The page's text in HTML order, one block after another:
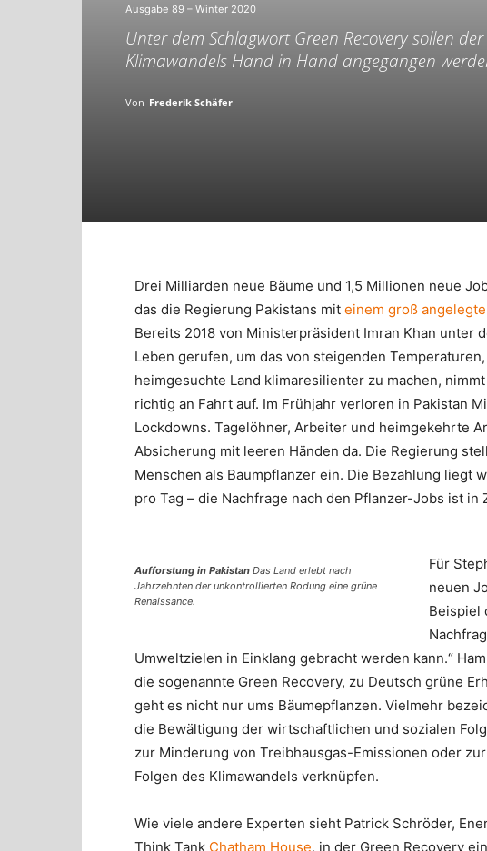
Ausgabe 89 – Winter 2020
Unter dem Schlagwort Green Recovery sollen
Klimawandels Hand in Hand angegangen
Von Frederik Schäfer -
Drei Milliarden neue Bäume und 1,5 Millionen neue
das die Regierung Pakistans mit einem groß
Bereits 2018 von Ministerpräsident Imran Khan unter
Leben gerufen, um das von steigenden
heimgesuchte Land klimaresilienter zu machen,
richtig an Fahrt auf. Im Frühjahr verloren in Pakistan
Lockdowns. Tagelöhner, Arbeiter und heimgekehrte
Absicherung mit leeren Händen da. Die Regierung
Menschen als Baumpflanzer ein. Die Bezahlung liegt
pro Tag – die Nachfrage nach den Pflanzer-Jobs ist
Aufforstung in Pakistan Das Land erlebt nach
Jahrzehnten der unkontrollierten Rodung eine grüne
Renaissance.
Für
neuen
Beispiel
Umweltzielen in Einklang gebracht werden kann.“
die sogenannte Green Recovery, zu Deutsch grüne
geht es nicht nur ums Bäumepflanzen. Vielmehr
die Bewältigung der wirtschaftlichen und sozialen
zur Minderung von Treibhausgas-Emissionen oder
Folgen des Klimawandels verknüpfen.
Wie viele andere Experten sieht Patrick Schröder,
Think Tank Chatham House, in der Green Recovery